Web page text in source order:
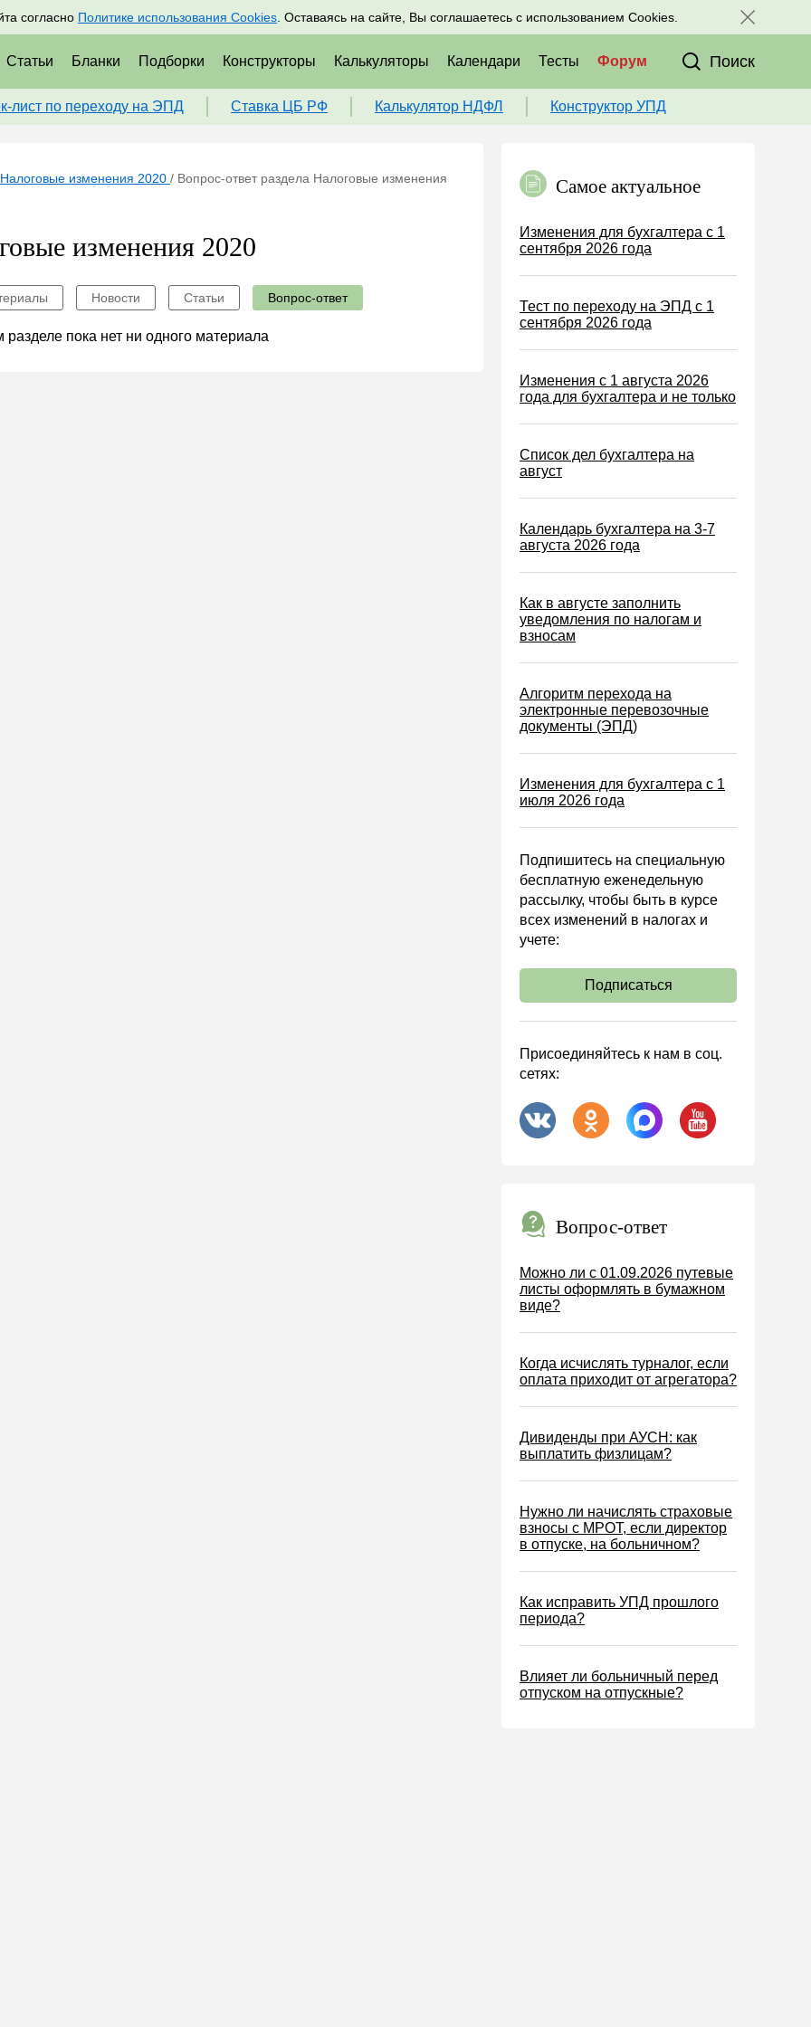
согласно Политике использования Cookies . Оставаясь на сайте, Вы соглашаетесь с использованием Cookies.
Подписаться Присоединяйтесь к нам в соц. сетях:
Статьи Бланки Подборки Конструкторы Калькуляторы Календари Тесты Форум Поиск
лист по переходу на ЭПД Ставка ЦБ РФ Калькулятор НДФЛ Конструктор УПД
Самое актуальное
Изменения для бухгалтера с 1
сентября 2026 года
Тест по переходу на ЭПД с 1
сентября 2026 года
Изменения с 1 августа 2026
года для бухгалтера и не только
Список дел бухгалтера на
август
Календарь бухгалтера на 3-7
августа 2026 года
Как в августе заполнить
уведомления по налогам и
взносам
Алгоритм перехода на
электронные перевозочные
документы (ЭПД)
Изменения для бухгалтера с 1
июля 2026 года
Подпишитесь на специальную
бесплатную еженедельную
рассылку, чтобы быть в курсе
всех изменений в налогах и
учете:
Подписаться
Присоединяйтесь к нам в соц.
сетях:
Вопрос-ответ
Можно ли с 01.09.2026 путевые
листы оформлять в бумажном
виде?
Когда исчислять турналог, если
оплата приходит от агрегатора?
Дивиденды при АУСН: как
выплатить физлицам?
Нужно ли начислять страховые
взносы с МРОТ, если директор
в отпуске, на больничном?
Как исправить УПД прошлого
периода?
Влияет ли больничный перед
отпуском на отпускные?
Налоговые изменения 2020 / Вопрос-ответ раздела Налоговые изменения
изменения 2020
Новости Статьи Вопрос-ответ
разделе пока нет ни одного материала